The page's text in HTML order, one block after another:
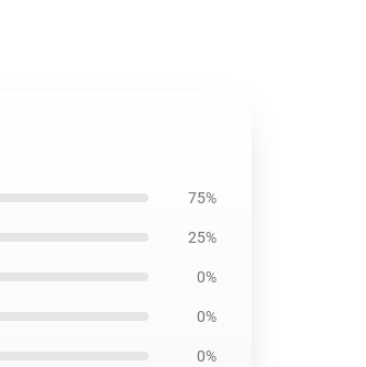
75%
25%
0%
0%
0%